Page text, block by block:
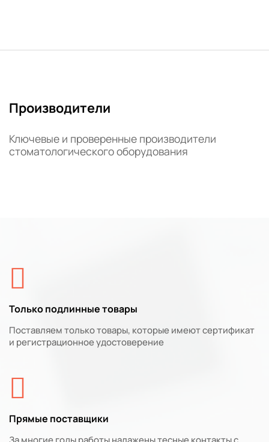
Производители
Ключевые и проверенные производители
стоматологического оборудования
Только подлинные товары
Поставляем только товары, которые имеют сертификат
и регистрационное удостоверение
Прямые поставщики